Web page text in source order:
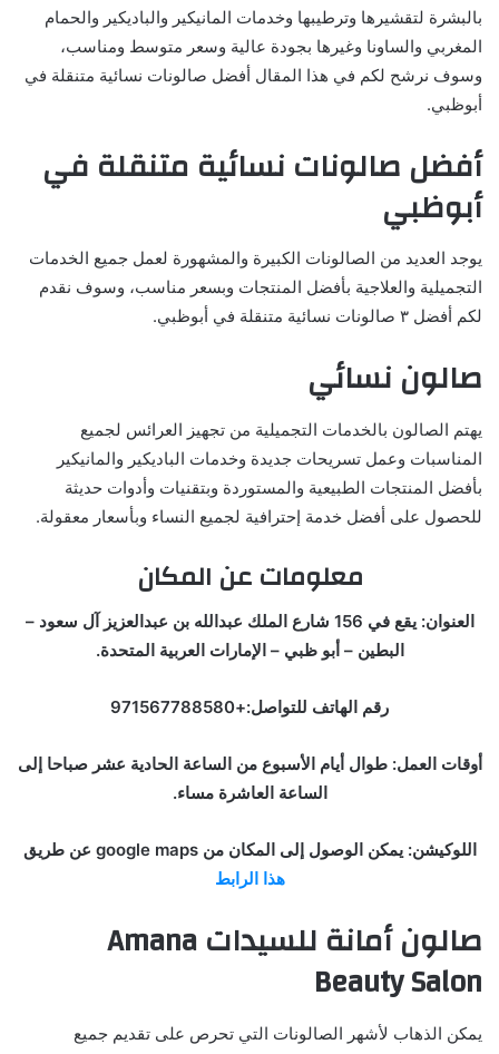
بالبشرة لتقشيرها وترطيبها وخدمات المانيكير والباديكير والحمام
المغربي والساونا وغيرها بجودة عالية وسعر متوسط ومناسب،
وسوف نرشح لكم في هذا المقال أفضل صالونات نسائية متنقلة في
أبوظبي.
أفضل صالونات نسائية متنقلة في
أبوظبي
يوجد العديد من الصالونات الكبيرة والمشهورة لعمل جميع الخدمات
التجميلية والعلاجية بأفضل المنتجات وبسعر مناسب، وسوف نقدم
لكم أفضل ٣ صالونات نسائية متنقلة في أبوظبي.
صالون نسائي
يهتم الصالون بالخدمات التجميلية من تجهيز العرائس لجميع
المناسبات وعمل تسريحات جديدة وخدمات الباديكير والمانيكير
بأفضل المنتجات الطبيعية والمستوردة وبتقنيات وأدوات حديثة
للحصول على أفضل خدمة إحترافية لجميع النساء وبأسعار معقولة.
معلومات عن المكان
العنوان: يقع في 156 شارع الملك عبدالله بن عبدالعزيز آل سعود –
البطين – أبو ظبي – الإمارات العربية المتحدة.
رقم الهاتف للتواصل:+971567788580
أوقات العمل: طوال أيام الأسبوع من الساعة الحادية عشر صباحا إلى
الساعة العاشرة مساء.
اللوكيشن: يمكن الوصول إلى المكان من google maps عن طريق
هذا الرابط
صالون أمانة للسيداتAmana
Beauty Salon
يمكن الذهاب لأشهر الصالونات التي تحرص على تقديم جميع